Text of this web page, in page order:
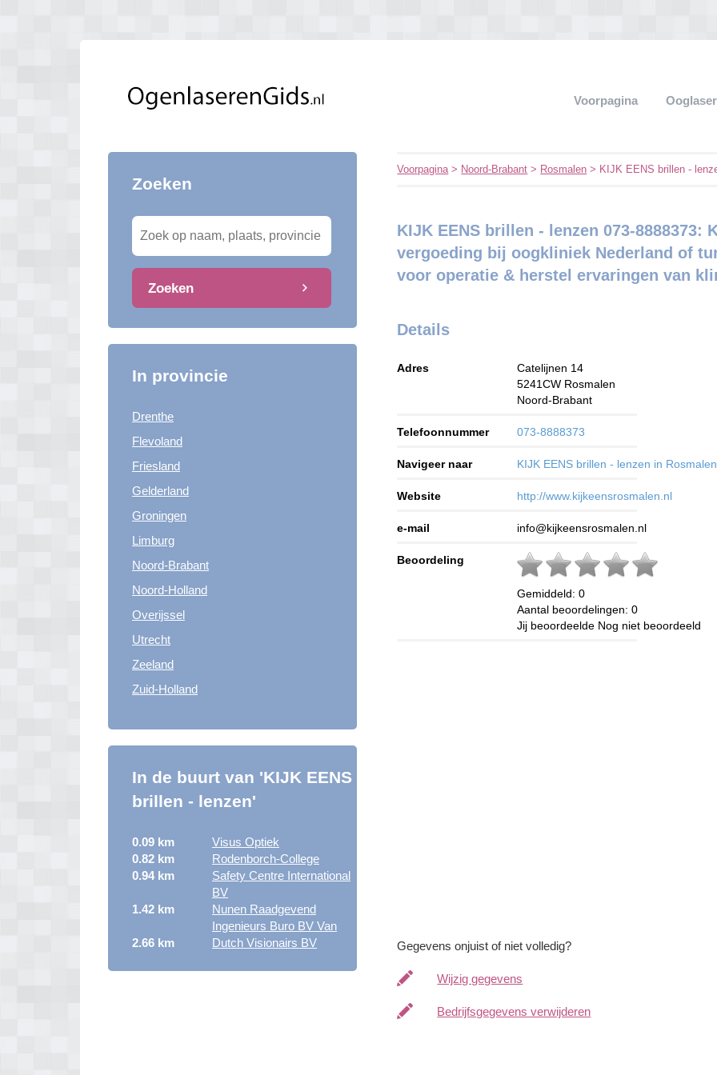
Voorpagina
Zoeken
Zoeken
In provincie
Drenthe
Flevoland
Friesland
Gelderland
Groningen
Limburg
Noord-Brabant
Noord-Holland
Overijssel
Utrecht
Zeeland
Zuid-Holland
In de buurt van 'KIJK EENS
brillen - lenzen'
0.09 km
Visus Optiek
0.82 km
Rodenborch-College
0.94 km
Safety Centre International
BV
1.42 km
Nunen Raadgevend
Ingenieurs Buro BV Van
2.66 km
Dutch Visionairs BV
Voorpagina> Noord-Brabant > Rosmalen > KIJK EENS brillen -
KIJK EENS brillen - lenzen 073-8888373:
vergoeding bij oogkliniek Nederland of
voor operatie & herstel ervaringen van
Details
Adres
Catelijnen 14
5241CW Rosmalen
Noord-Brabant
Telefoonnummer 073-8888373
Navigeer naar KIJK EENS brillen - lenzen in Rosmalen
Website http://www.kijkeensrosmalen.nl
e-mail info@kijkeensrosmalen.nl
Beoordeling
Gemiddeld:0
Aantal beoordelingen:0
Jij beoordeelde Nog niet beoordeeld
Gegevens onjuist of niet volledig?
Wijzig gegevens
Bedrijfsgegevens verwijderen